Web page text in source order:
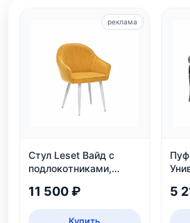
Стул Leset Вайд с
подлокотниками,
11 500 ₽
Купить
реклама
5